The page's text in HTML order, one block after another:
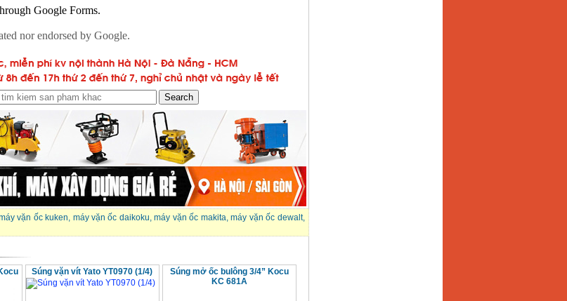
vặn ốc kuken, máy vặn ốc daikoku,máy vặn ốc makita,máy vặn ốc dewalt,
Súng vặn vít Yato YT0970 (1/4)
Súng mở ốc bulông 3/4” Kocu
KC 681A